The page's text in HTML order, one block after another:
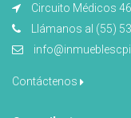
Circuito Médicos
Llámanos al (55)
Contáctenos